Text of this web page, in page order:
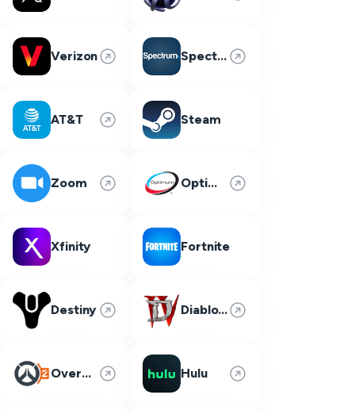
Verizon Spectrum
AT&T Steam
Zoom Optimum
Xfinity Fortnite
Destiny Diablo 4
Overwatch 2 Hulu